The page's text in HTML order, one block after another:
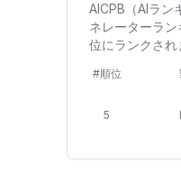
AICPB（AIラ
ネレーターラ
位にランクされ
#順位
5